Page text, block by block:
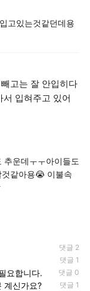
고있는것같던데용
고는 잘 안입히다
입혀주고 있어
추운데ㅜㅜ아이들도
같아용😭 이불속
댓글 2
댓글 1
요합니다. 댓글 0
계신가요? 댓글 1